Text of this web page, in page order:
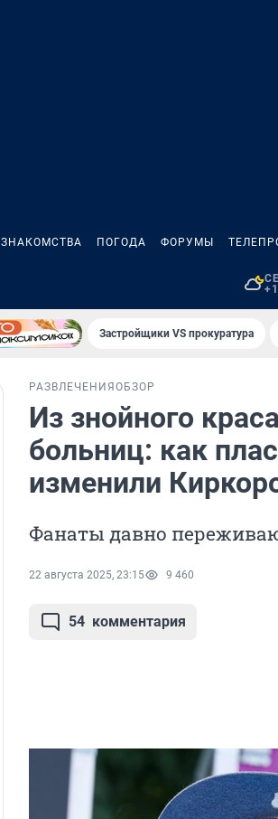
ЗНАКОМСТВА ПОГОДА ФОРУМЫ
Застройщики VS прокуратура
РАЗВЛЕЧЕНИЯ ОБЗОР
Из знойного
больниц: как
изменили
Фанаты давно
22 августа 2025, 23:15 9 460
54 комментария